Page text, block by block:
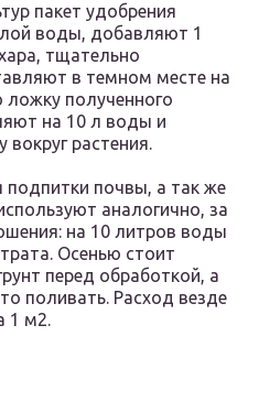
пакет удобрения
воды, добавляют 1
тщательно
в темном месте на
полученного
на 10 л воды и
растения.
подпитки почвы, а так же
аналогично, за
на 10 литров воды
Осенью стоит
перед обработкой, а
поливать. Расход везде
1 м2.